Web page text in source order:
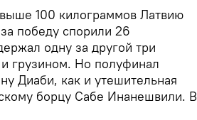
100 килограммов Латвию
победу спорили 26
одну за другой три
грузином. Но полуфинал
Диаби, как и утешительная
борцу Сабе Инанешвили. В